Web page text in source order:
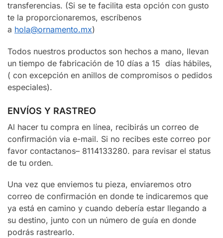
transferencias. (Si se te facilita esta opción con gusto
te la proporcionaremos, escríbenos
a hola@ornamento.mx)
Todos nuestros productos son hechos a mano, llevan
un tiempo de fabricación de 10 días a 15 días hábiles,
( con excepción en anillos de compromisos o pedidos
especiales).
ENVÍOS Y RASTREO
Al hacer tu compra en línea, recibirás un correo de
confirmación via e-mail. Si no recibes este correo por
favor contactanos– 8114133280. para revisar el status
de tu orden.
Una vez que enviemos tu pieza, enviaremos otro
correo de confirmación en donde te indicaremos que
ya está en camino y cuando debería estar llegando a
su destino, junto con un número de guía en donde
podrás rastrearlo.